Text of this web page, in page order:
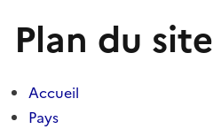
Plan du site
Accueil
Pays